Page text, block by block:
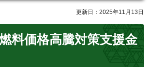
更新日：2025年11月13日
料価格高騰対策支援金